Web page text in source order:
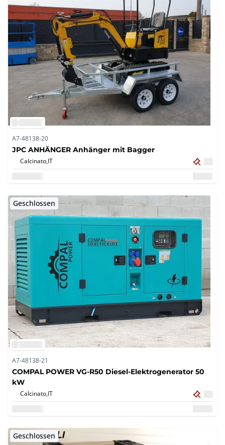
A7-48138-20
JPC ANHÄNGER Anhänger mit Bagger
Calcinato,IT
Geschlossen
A7-48138-21
COMPAL POWER VG-R50 Diesel-Elektrogenerator 50
kW
Calcinato,IT
Geschlossen